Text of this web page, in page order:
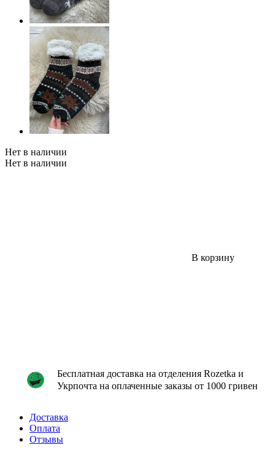
Нет в наличии
Нет в наличии
В корзину
Бесплатная доставка на отделения Rozetka и
Укрпочта на оплаченные заказы от 1000 гривен
Доставка
Оплата
Отзывы